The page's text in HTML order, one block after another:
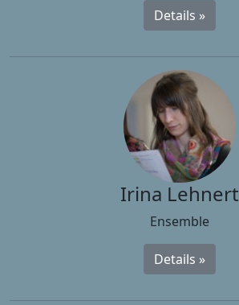
Details »
Irina Lehnert
Ensemble
Details »